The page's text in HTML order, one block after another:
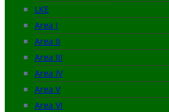
LKE
Area I
Area II
Area III
Area IV
Area V
Area VI